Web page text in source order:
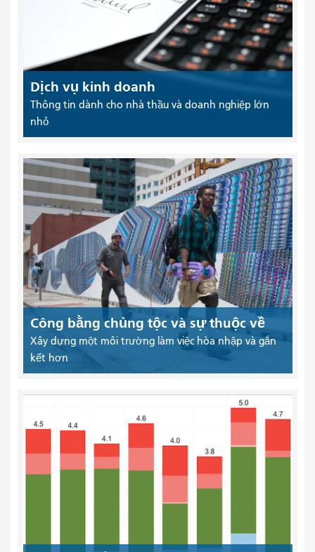
Dịch vụ kinh doanh
Thông tin dành cho nhà thầu và doanh nghiệp lớn
nhỏ
Công bằng chủng tộc và sự thuộc về
Xây dựng một môi trường làm việc hòa nhập và gắn
kết hơn